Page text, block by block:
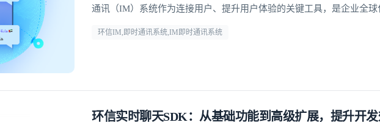
通讯（IM）系统作为连接用户、提升用户体验的关键工具，是企业全球
环信IM,即时通讯系统,IM即时通讯系统
环信实时聊天SDK：从基础功能到高级扩展，提升开